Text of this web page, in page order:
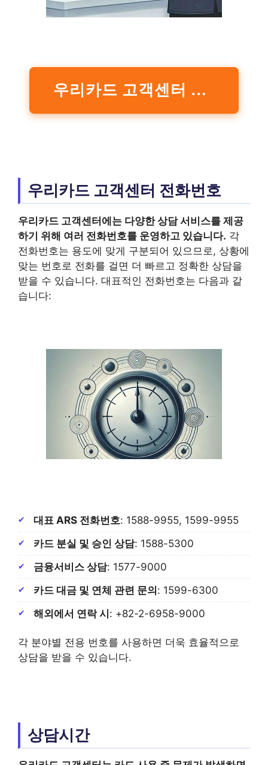
우리카드 고객센터 홈페이지 방문하기
우리카드 고객센터 전화번호
우리카드 고객센터에는 다양한 상담 서비스를 제공
하기 위해 여러 전화번호를 운영하고 있습니다. 각
전화번호는 용도에 맞게 구분되어 있으므로, 상황에
맞는 번호로 전화를 걸면 더 빠르고 정확한 상담을
받을 수 있습니다. 대표적인 전화번호는 다음과 같
습니다:
대표 ARS 전화번호: 1588-9955, 1599-9955
카드 분실 및 승인 상담: 1588-5300
금융서비스 상담: 1577-9000
카드 대금 및 연체 관련 문의: 1599-6300
해외에서 연락 시: +82-2-6958-9000
각 분야별 전용 번호를 사용하면 더욱 효율적으로
상담을 받을 수 있습니다.
상담시간